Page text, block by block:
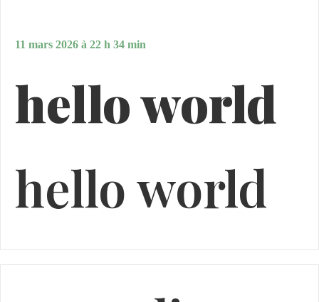
11 mars 2026 à 22 h 34 min
hello world
hello world